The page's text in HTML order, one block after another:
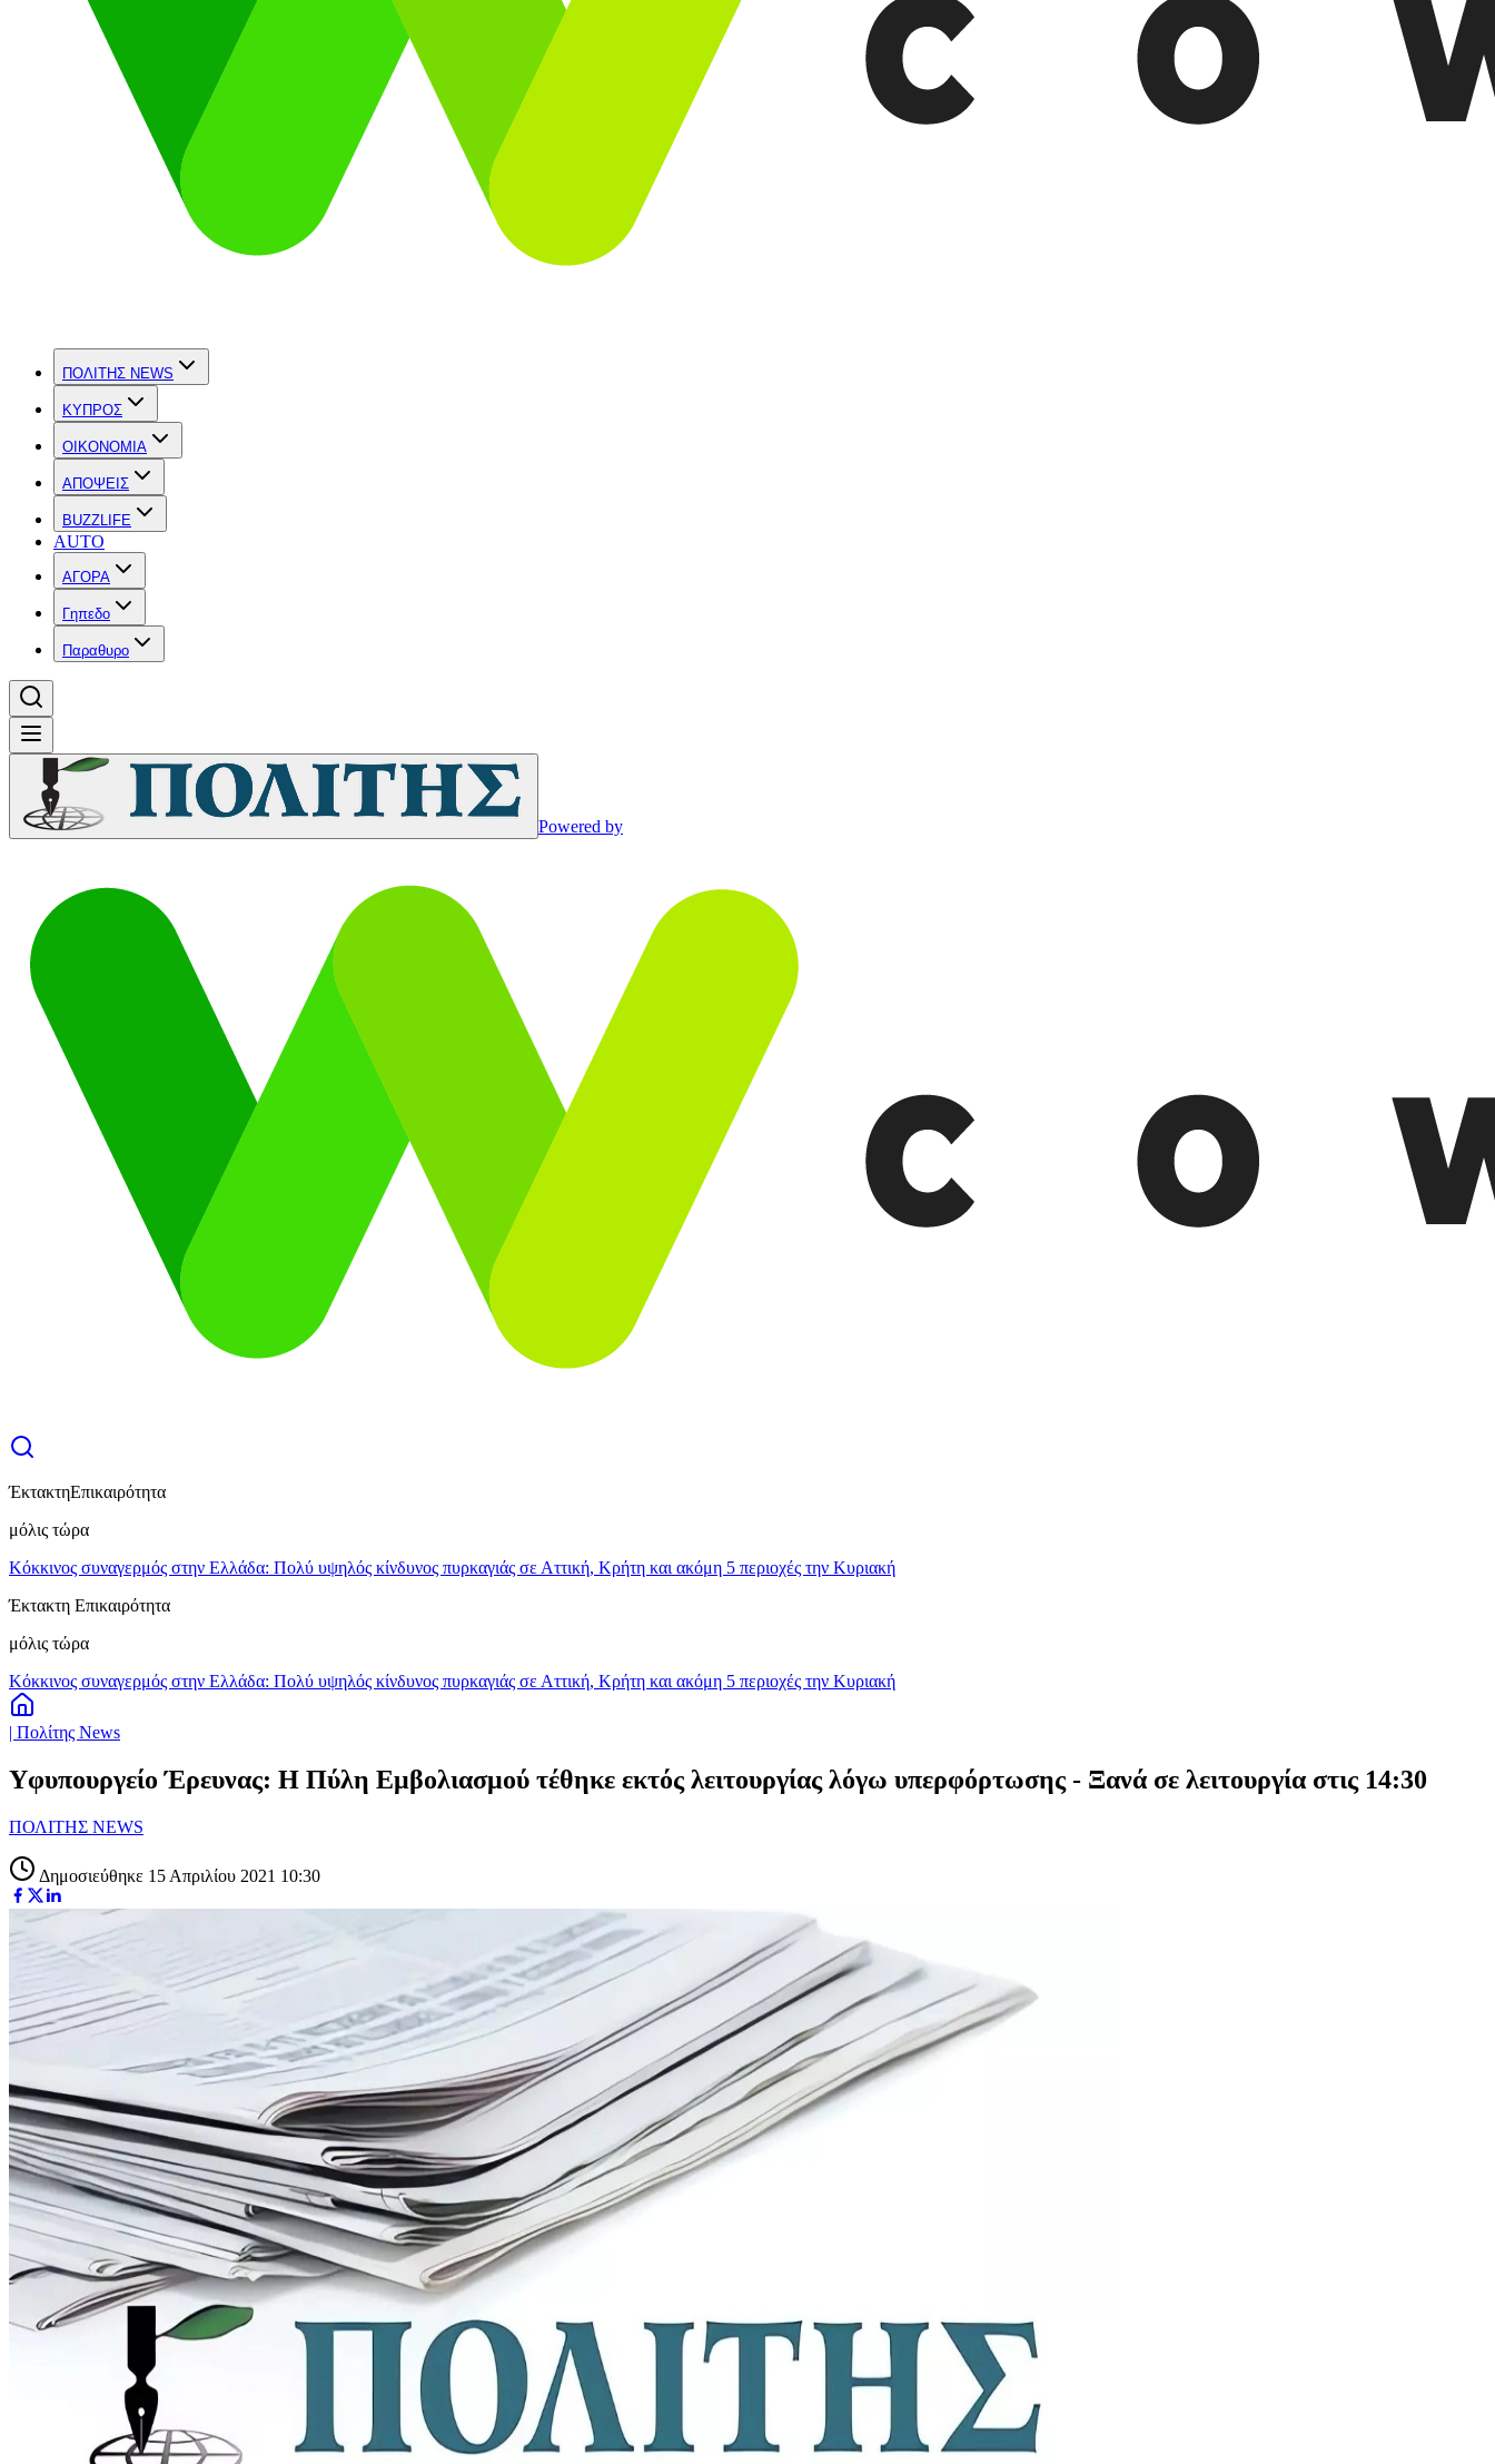
ΠΟΛΙΤΗΣ NEWS
ΚΥΠΡΟΣ
OIKONOMIA
ΑΠΟΨΕΙΣ
BUZZLIFE
AUTO
ΑΓΟΡΑ
Γηπεδο
Παραθυρο
Powered by
ΈκτακτηΕπικαιρότητα
μόλις τώρα
Κόκκινος συναγερμός στην Ελλάδα: Πολύ υψηλός κίνδυνος πυρκαγιάς σε Αττική, Κρήτη και ακόμη 5 περιοχές την Κυριακή
Έκτακτη Επικαιρότητα
μόλις τώρα
Κόκκινος συναγερμός στην Ελλάδα: Πολύ υψηλός κίνδυνος πυρκαγιάς σε Αττική, Κρήτη και ακόμη 5 περιοχές την Κυριακή
| Πολίτης News
Yφυπουργείο Έρευνας: Η Πύλη Εμβολιασμού τέθηκε εκτός λειτουργίας λόγω υπερφόρτωσης - Ξανά σε λειτουργία στις 14:30
ΠΟΛΙΤΗΣ NEWS
Δημοσιεύθηκε 15 Απριλίου 2021 10:30